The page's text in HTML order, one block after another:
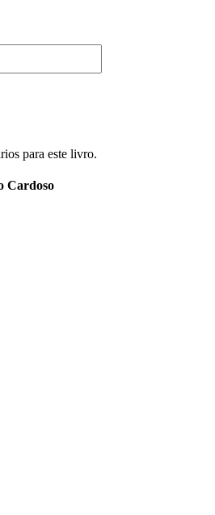
para este livro.
Cardoso